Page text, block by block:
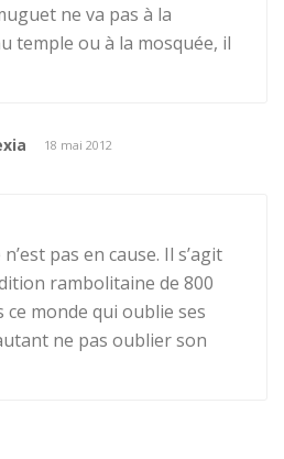
ne va pas à la
temple ou à la mosquée, il
18 mai 2012
pas en cause. Il s’agit
rambolitaine de 800
ce monde qui oublie ses
ne pas oublier son